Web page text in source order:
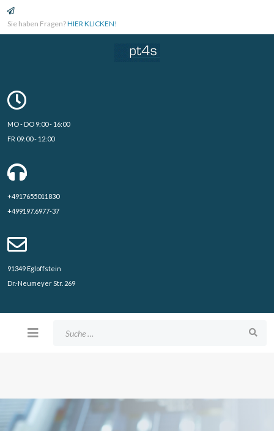
Sie haben Fragen?HIER KLICKEN!
MO - DO 9:00 - 16:00
FR 09:00 - 12:00
+4917655011830
+499197.6977-37
91349 Egloffstein
Dr.-Neumeyer Str. 269